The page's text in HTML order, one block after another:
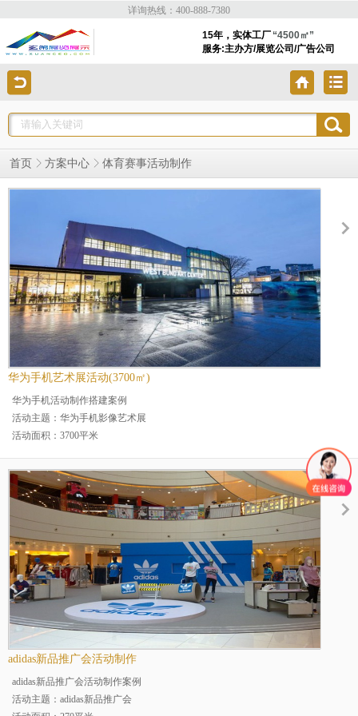
详询热线：400-888-7380
15年，实体工厂 “4500㎡”
服务:主办方/展览公司/广告公司
首页 方案中心 体育赛事活动制作
华为手机艺术展活动(3700㎡)
华为手机活动制作搭建案例
活动主题：华为手机影像艺术展
活动面积：3700平米
活动地点：上海
活动类别：艺术活动布置
adidas新品推广会活动制作
adidas新品推广会活动制作案例
活动主题：adidas新品推广会